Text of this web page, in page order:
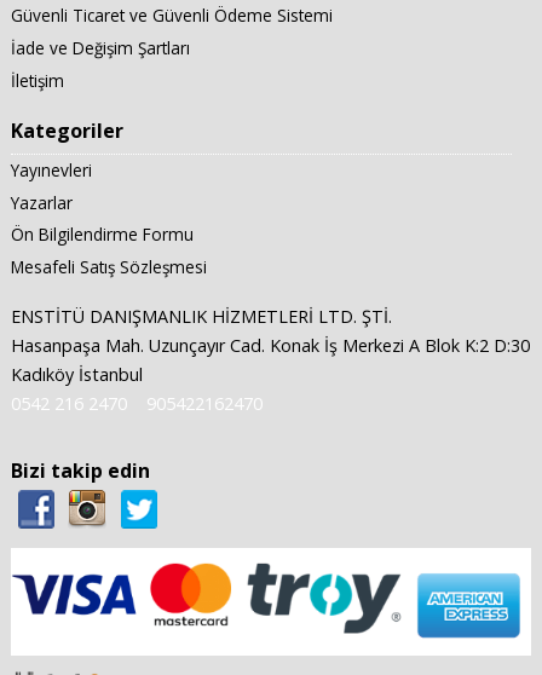
Güvenli Ticaret ve Güvenli Ödeme Sistemi
İade ve Değişim Şartları
İletişim
Kategoriler
Yayınevleri
Yazarlar
Ön Bilgilendirme Formu
Mesafeli Satış Sözleşmesi
ENSTİTÜ DANIŞMANLIK HİZMETLERİ LTD. ŞTİ.
Hasanpaşa Mah. Uzunçayır Cad. Konak İş Merkezi A Blok K:2 D:30
Kadıköy İstanbul
0542 216 2470
905422162470
Bizi takip edin